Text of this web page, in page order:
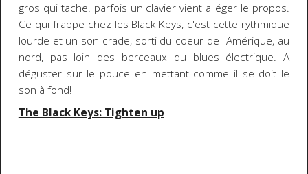
gros qui tache. parfois un clavier vient alléger le propos.
Ce qui frappe chez les Black Keys, c'est cette rythmique
lourde et un son crade, sorti du coeur de l'Amérique, au
nord, pas loin des berceaux du blues électrique. A
déguster sur le pouce en mettant comme il se doit le
son à fond!
The Black Keys: Tighten up